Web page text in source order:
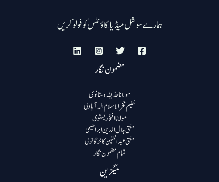
ہمارے سوشل میڈیا اکاؤنٹس کو فولو کریں
مضمون نگار
مولانا حذیفہ وستانوی
حکیم فخرالاسلام الہ آبادی
مولانا افتخار بستوی
مفتی ہلال الدین ابراھیمی
مفتی عبد المتین کانڑگانوی
تمام مضمون نگار
میگزین